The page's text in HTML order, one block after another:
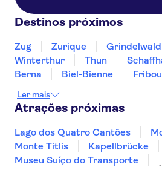
Destinos próximos
Zug Zurique Grindelwald
Winterthur
Thun
Berna
Biel-Bienne
Ler mais
Atrações próximas
Lago dos Quatro Cantões
Monte Titlis
Kapellbrücke
Museu Suíço do Transporte